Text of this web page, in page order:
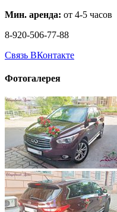
Мин. аренда: от 4-5 часов
8-920-506-77-88
Связь ВКонтакте
Фотогалерея